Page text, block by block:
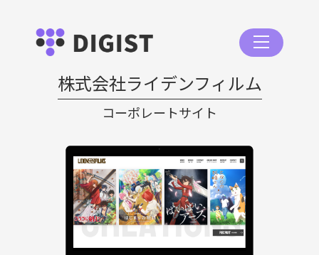
株式会社ライデンフィルム
コーポレートサイト